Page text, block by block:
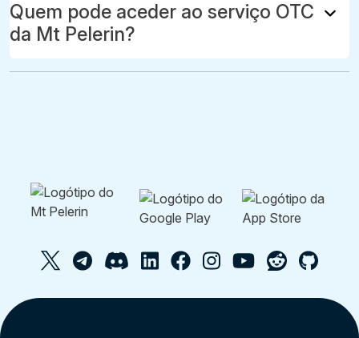
Quem pode aceder ao serviço OTC
da Mt Pelerin?